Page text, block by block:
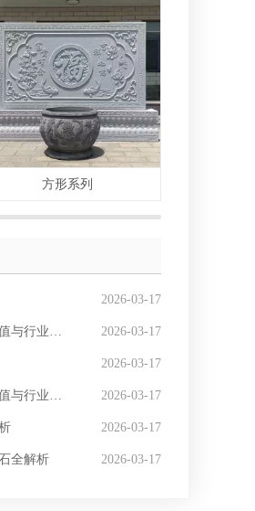
方形系列
2026-03-17
发展优势 2026-03-17
2026-03-17
深度解析 2026-03-17
2026-03-17
全解析 2026-03-17